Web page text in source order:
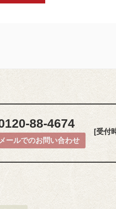
88-4674
メールでのお問い合わせ
[受付